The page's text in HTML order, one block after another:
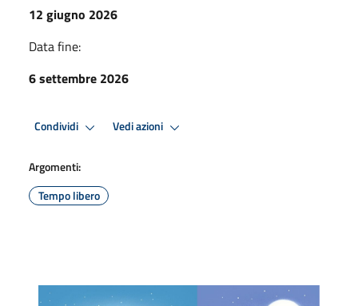
12 giugno 2026
Data fine:
6 settembre 2026
Condividi Vedi azioni
Argomenti:
Tempo libero